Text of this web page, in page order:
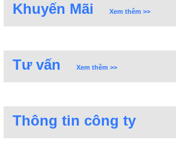
Khuyến Mãi Xem thêm >>
Tư vấn Xem thêm >>
Thông tin công ty